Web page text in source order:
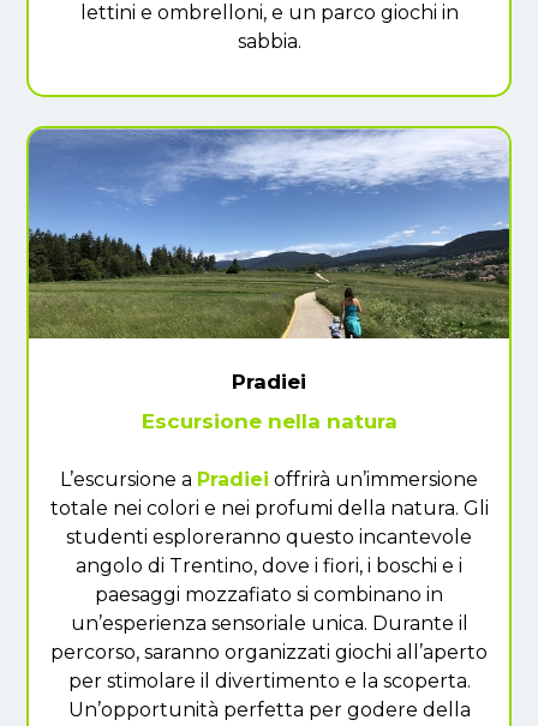
lettini e ombrelloni, e un parco giochi in
sabbia.
Pradiei
Escursione nella natura
L’escursione a Pradiei offrirà un’immersione
totale nei colori e nei profumi della natura. Gli
studenti esploreranno questo incantevole
angolo di Trentino, dove i fiori, i boschi e i
paesaggi mozzafiato si combinano in
un’esperienza sensoriale unica. Durante il
percorso, saranno organizzati giochi all’aperto
per stimolare il divertimento e la scoperta.
Un’opportunità perfetta per godere della